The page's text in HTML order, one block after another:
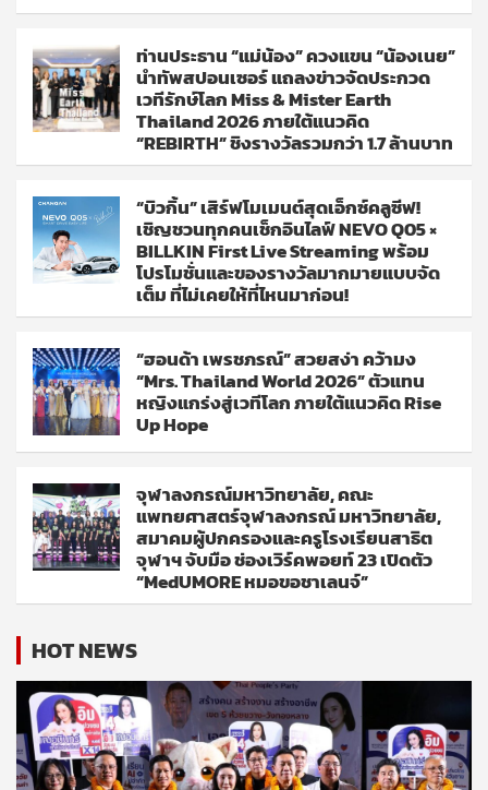
ท่านประธาน “แม่น้อง” ควงแขน “น้องเนย”
นำทัพสปอนเซอร์ แถลงข่าวจัดประกวด
เวทีรักษ์โลก Miss & Mister Earth
Thailand 2026 ภายใต้แนวคิด
“REBIRTH” ชิงรางวัลรวมกว่า 1.7 ล้านบาท
“บิวกิ้น” เสิร์ฟโมเมนต์สุดเอ็กซ์คลูซีฟ!
เชิญชวนทุกคนเช็กอินไลฟ์ NEVO Q05 ×
BILLKIN First Live Streaming พร้อม
โปรโมชั่นและของรางวัลมากมายแบบจัด
เต็ม ที่ไม่เคยให้ที่ไหนมาก่อน!
“ฮอนด้า เพรชภรณ์” สวยสง่า คว้ามง
“Mrs. Thailand World 2026” ตัวแทน
หญิงแกร่งสู่เวทีโลก ภายใต้แนวคิด Rise
Up Hope
จุฬาลงกรณ์มหาวิทยาลัย, คณะ
แพทยศาสตร์จุฬาลงกรณ์ มหาวิทยาลัย,
สมาคมผู้ปกครองและครูโรงเรียนสาธิต
จุฬาฯ จับมือ ช่องเวิร์คพอยท์ 23 เปิดตัว
“MedUMORE หมอขอชาเลนจ์”
HOT NEWS